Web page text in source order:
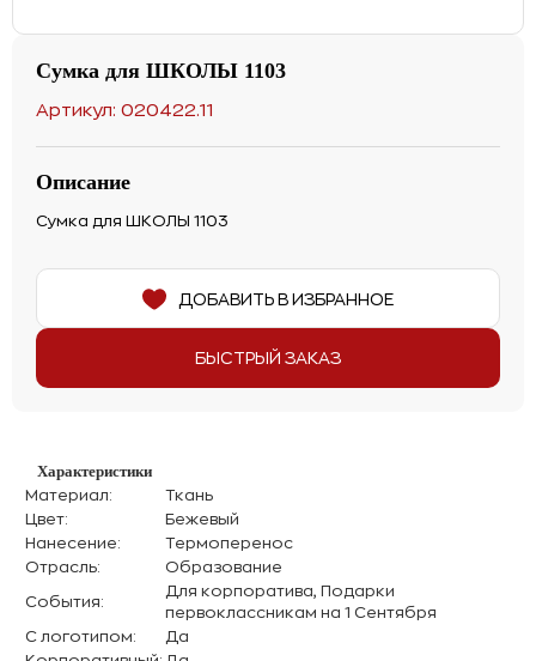
Сумка для ШКОЛЫ 1103
Артикул: 020422.11
Описание
Сумка для ШКОЛЫ 1103
БЫСТРЫЙ ЗАКАЗ
ДОБАВИТЬ В ИЗБРАННОЕ
Характеристики
Материал:
Ткань
Цвет:
Бежевый
Нанесение:
Термоперенос
Отрасль:
Образование
События:
Для корпоратива, Подарки
первоклассникам на 1 Сентября
С логотипом:
Да